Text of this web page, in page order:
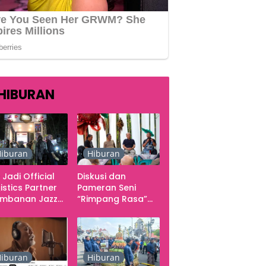
Jadi Official
Partner
Jazz
Seluruh
Konser
Hiburan
Diskusi dan
Pameran Seni
“Rimpang Rasa”
sampai Kritik
terhadap
Yogyakarta
sebagai Pusat
Hiburan